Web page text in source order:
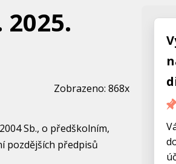
Zobrazeno: 868x
Sb., o předškolním,
pozdějších předpisů